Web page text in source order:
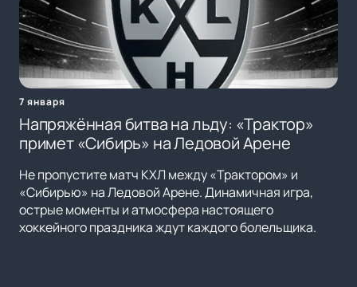
7 января
Напряжённая битва на льду: «Трактор»
примет «Сибирь» на Ледовой Арене
Не пропустите матч КХЛ между «Трактором» и
«Сибирью» на Ледовой Арене. Динамичная игра,
острые моменты и атмосфера настоящего
хоккейного праздника ждут каждого болельщика.